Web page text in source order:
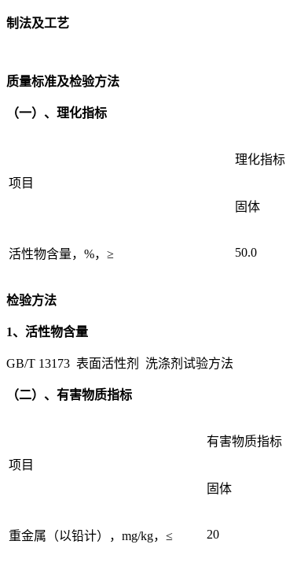
制法及工艺
质量标准及检验方法
（一）、理化指标
项目
理化指标
固体
活性物含量，%，≥ 50.0
检验方法
1、活性物含量
GB/T 13173 表面活性剂 洗涤剂试验方法
（二）、有害物质指标
项目
有害物质指标
固体
重金属（以铅计），mg/kg，≤ 20